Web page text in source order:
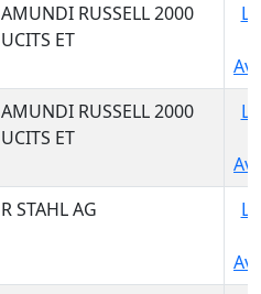
AMUNDI RUSSELL 2000
UCITS ET
AMUNDI RUSSELL 2000
UCITS ET
R STAHL AG